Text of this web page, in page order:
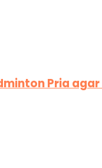
Pria agar